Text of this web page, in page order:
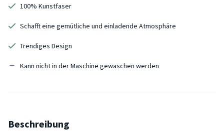
100% Kunstfaser
Schafft eine gemütliche und einladende Atmosphäre
Trendiges Design
Kann nicht in der Maschine gewaschen werden
Beschreibung